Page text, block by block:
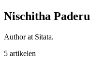
Nischitha Paderu
Author at Sitata.
5 artikelen